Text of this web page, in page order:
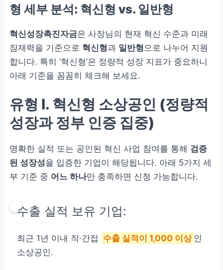
술 도입/백년가게 등) 소상공인
형 세부 분석: 혁신형 vs. 일반형
혁신성장촉진자금은 사장님의 현재 혁신 수준과 미래
잠재력을 기준으로 혁신형과 일반형 으로 나누어 지원
합니다. 특히 ‘혁신형’은 정량적 성장 지표가 중요하니
아래 기준을 꼼꼼히 체크해 보세요.
유형 I. 혁신형 소상공인 (정량적
성장과 정부 인증 집중)
명확한 실적 또는 공인된 혁신 사업 참여를 통해 검증
된 성장성을 입증한 기업이 해당됩니다. 아래 5가지 세
부 기준 중 어느 하나만 충족하면 신청 가능합니다.
수출 실적 보유 기업:
최근 1년 이내 직·간접 수출 실적이 1,000 이상 인
소상공인.